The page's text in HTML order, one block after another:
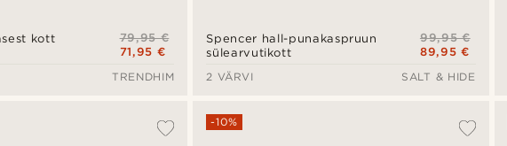
kott
79,95 €
71,95 €
TRENDHIM
Spencer hall-punakaspruun
sülearvutikott
99,95 €
89,95 €
2 VÄRVI
SALT & HIDE
-10%